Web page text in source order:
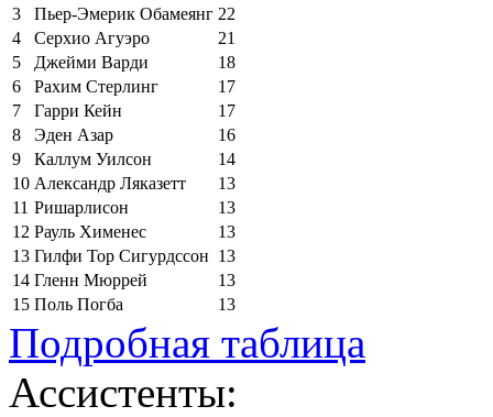
3
Пьер-Эмерик Обамеянг 22
4
Серхио Агуэро
21
5
Джейми Варди
18
6
Рахим Стерлинг
17
7
Гарри Кейн
17
8
Эден Азар
16
9
Каллум Уилсон
14
10 Александр Ляказетт
13
11 Ришарлисон
13
12 Рауль Хименес
13
13 Гилфи Тор Сигурдссон 13
14 Гленн Мюррей
13
15 Поль Погба 13
Подробная таблица
Ассистенты: